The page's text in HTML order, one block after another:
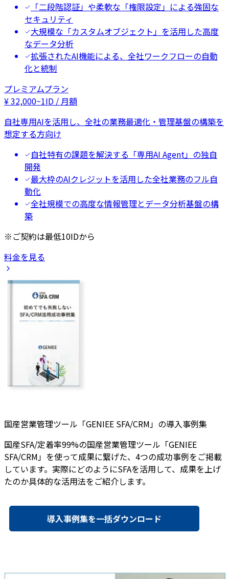
「二段階認証」や柔軟な「権限設定」による強固な
セキュリティ
大規模な「カスタムオブジェクト」を活用した高度
なデータ分析
拡張されたAI機能による、全社ワークフローの自動
化と統制
プレミアムプラン
¥32,000~1ID / 月額
自社専用AIを活用し、全社の業務最適化・管理基盤の構築を
想定する方向け
自社特有の課題を解決する「専用AI Agent」の独自
開発
最大枠のAIクレジットを活用した全社業務のフル自
動化
全社規模での高度な情報管理とデータ分析基盤の構
築
※ご契約は最低10IDから
料金を見る
国産営業管理ツール「GENIEE SFA/CRM」の導入事例集
国産SFA/定着率99%の国産営業管理ツール「GENIEE
SFA/CRM」を使って成果に繋げた、4つの成功事例をご掲載
しています。実際にどのようにSFAを活用して、成果を上げ
たのか具体的な活用法をご紹介します。
導入事例集を一括ダウンロード